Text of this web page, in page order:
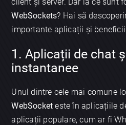
WebSockets? Hai să
importante aplicații și
1. Aplicații de chat
instantanee
Unul dintre cele mai comune
WebSocket este în aplicațiile
aplicații populare, cum ar fi